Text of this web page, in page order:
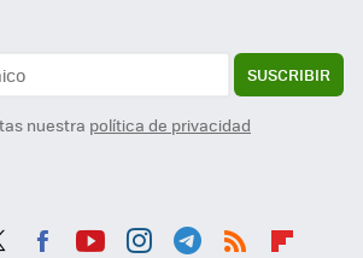
SUSCRIBIR
nuestra política de privacidad